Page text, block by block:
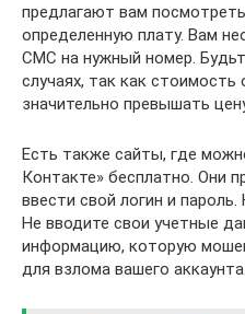
предлагают вам
определенную плату. Вам
СМС на нужный номер.
случаях, так как
значительно превышать
Есть также сайты, где
Контакте» бесплатно. Они
ввести свой логин и
Не вводите свои учетные
информацию, которую
для взлома вашего аккаунта.